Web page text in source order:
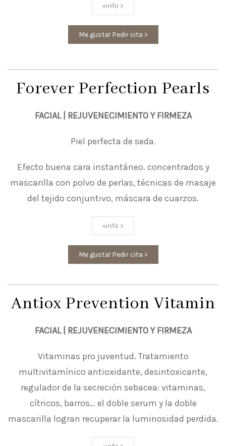
+info >
Me gusta! Pedir cita >
Forever Perfection Pearls
FACIAL | REJUVENECIMIENTO Y FIRMEZA
Piel perfecta de seda.
Efecto buena cara instantáneo. concentrados y
mascarilla con polvo de perlas, técnicas de masaje
del tejido conjuntivo, máscara de cuarzos.
+info >
Me gusta! Pedir cita >
Antiox Prevention Vitamin
FACIAL | REJUVENECIMIENTO Y FIRMEZA
Vitaminas pro juventud. Tratamiento
multivitamínico antioxidante, desintoxicante,
regulador de la secreción sebacea: vitaminas,
cítricos, barros… el doble serum y la doble
mascarilla logran recuperar la luminosidad perdida.